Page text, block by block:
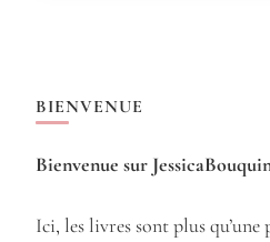
BIENVENUE
Bienvenue sur
Ici, les livres sont plus qu’une